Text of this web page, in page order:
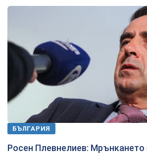
БЪЛГАРИЯ
Росен Плевнелиев: